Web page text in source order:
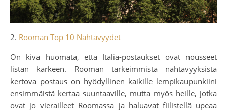
2. Rooman Top 10 Nähtävyydet
On kiva huomata, että Italia-postaukset ovat nousseet
listan kärkeen. Rooman tärkeimmistä nähtävyyksistä
kertova postaus on hyödyllinen kaikille lempikaupunkiini
ensimmäistä kertaa suuntaaville, mutta myös heille, jotka
ovat jo vierailleet Roomassa ja haluavat fiilistellä upeaa